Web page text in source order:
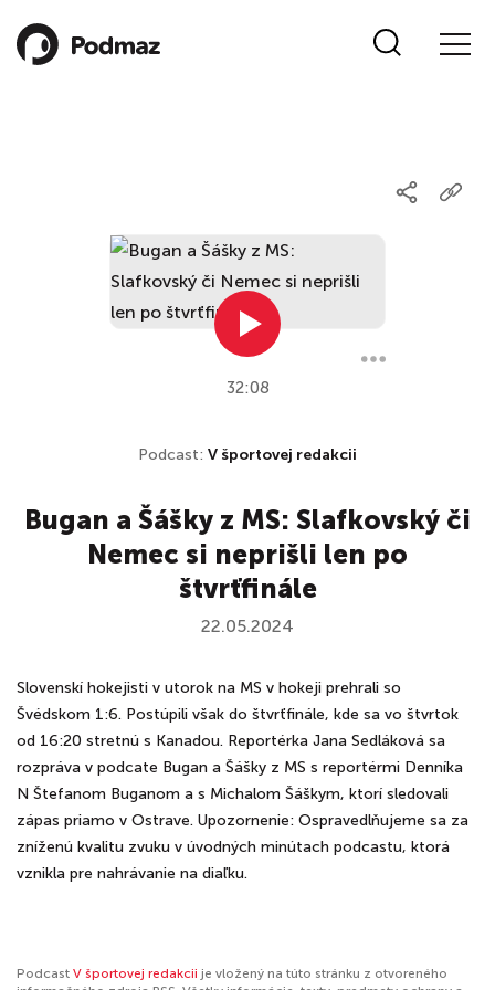
32:08
Podcast: V športovej redakcii
Bugan a Šášky z MS: Slafkovský či
Nemec si neprišli len po
štvrťfinále
22.05.2024
Slovenskí hokejisti v utorok na MS v hokeji prehrali so
Švédskom 1:6. Postúpili však do štvrťfinále, kde sa vo štvrtok
od 16:20 stretnú s Kanadou. Reportérka Jana Sedláková sa
rozpráva v podcate Bugan a Šášky z MS s reportérmi Denníka
N Štefanom Buganom a s Michalom Šáškym, ktorí sledovali
zápas priamo v Ostrave. Upozornenie: Ospravedlňujeme sa za
zníženú kvalitu zvuku v úvodných minútach podcastu, ktorá
vznikla pre nahrávanie na diaľku.
Podcast V športovej redakcii je vložený na túto stránku z otvoreného